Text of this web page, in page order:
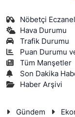
Nöbetçi
Hava Durumu
Trafik Durumu
Puan Durumu
Tüm Manşetler
Son Dakika
Haber Arşivi
Gündem